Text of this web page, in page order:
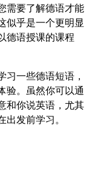
需要了解德语才能
似乎是一个更明显
德语授课的课程
一些德语短语，
验。虽然你可以通
和你说英语，尤其
发前学习。